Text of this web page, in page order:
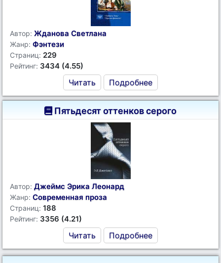
Автор: Жданова Светлана
Жанр: Фэнтези
Страниц: 229
Рейтинг: 3434 (4.55)
Читать Подробнее
Пятьдесят оттенков серого
Автор: Джеймс Эрика Леонард
Жанр: Современная проза
Страниц: 188
Рейтинг: 3356 (4.21)
Читать Подробнее